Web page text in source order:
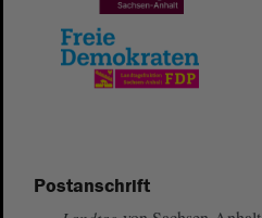
Postanschrift